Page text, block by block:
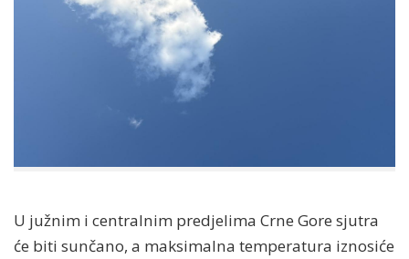
U južnim i centralnim predjelima Crne Gore sjutra
će biti sunčano, a maksimalna temperatura iznosiće